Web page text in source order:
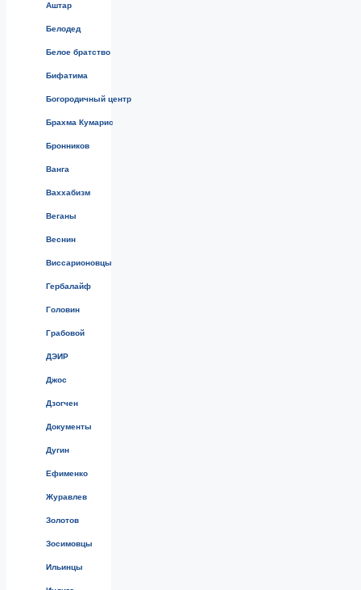
Аштар
Белодед
Белое братство
Бифатима
Богородичный центр
Брахма Кумарис
Бронников
Ванга
Ваххабизм
Веганы
Веснин
Виссарионовцы
Гербалайф
Головин
Грабовой
ДЭИР
Джос
Дзогчен
Документы
Дугин
Ефименко
Журавлев
Золотов
Зосимовцы
Ильинцы